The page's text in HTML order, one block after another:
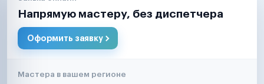
Напрямую мастеру, без диспетчера
Оформить заявку
Мастера в вашем регионе